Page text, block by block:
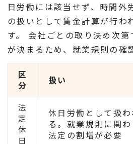
日労働には該当せず、時間外
の扱いとして賃金計算が行わ
す。 会社ごとの取り決め次
が決まるため、就業規則の確
区
分
扱い
法
定
休
日
休日労働として扱わ
る。就業規則に関わ
法定の割増が必要